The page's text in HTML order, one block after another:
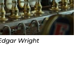
Wright